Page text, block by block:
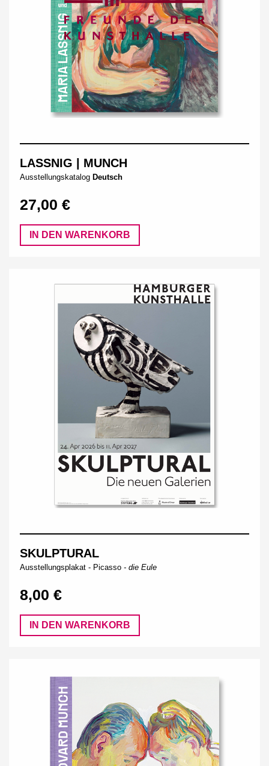
LASSNIG | MUNCH
Ausstellungskatalog Deutsch
27,00 €
IN DEN WARENKORB
SKULPTURAL
Ausstellungsplakat - Picasso - die Eule
8,00 €
IN DEN WARENKORB